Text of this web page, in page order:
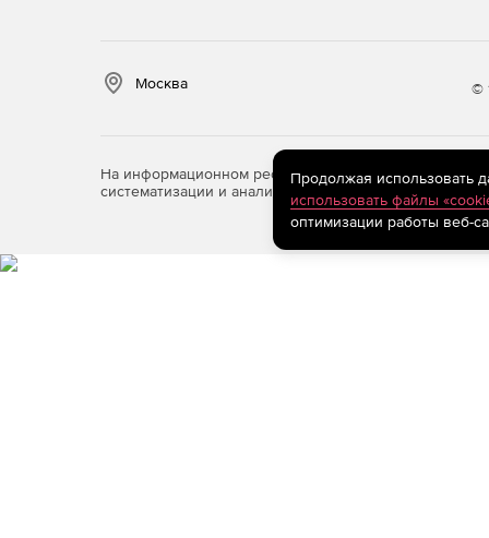
Москва ©
На информационном ресурсе store.softline.ru
систематизации и анализа сведений, относящихся
Продолжая использовать
использовать файлы
оптимизации работы веб-